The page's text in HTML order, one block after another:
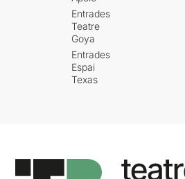
Entrades
Teatre
Goya
Entrades
Espai
Texas